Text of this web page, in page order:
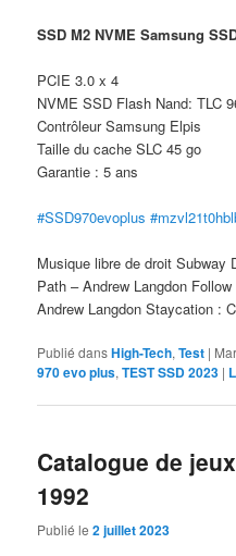
SSD M2 NVME Samsung
PCIE 3.0 x 4
NVME SSD Flash Nand: TLC
Contrôleur Samsung Elpis
Taille du cache SLC 45 go
Garantie : 5 ans
#SSD970evoplus
Musique libre de droit Subway
Path – Andrew Langdon
Andrew Langdon Staycation :
Publié dansHigh-Tech,Test |
970 evo plus,TEST SSD 2023 |
Catalogue de
1992
Publié le2 juillet 2023